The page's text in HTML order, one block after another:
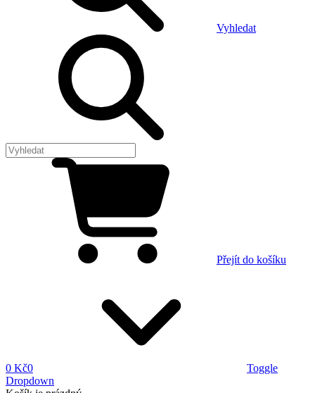
Vyhledat
Přejít do košíku
0 Kč0
Toggle
Dropdown